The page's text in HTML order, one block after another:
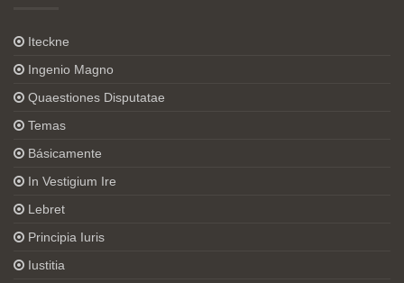
Iteckne
Ingenio Magno
Quaestiones Disputatae
Temas
Básicamente
In Vestigium Ire
Lebret
Principia Iuris
Iustitia